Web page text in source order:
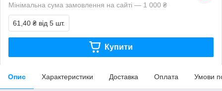
Мінімальна сума замовлення на сайті — 1 000 ₴
61,40 ₴ від 5 шт.
Купити
Опис Характеристики Доставка Оплата Умови